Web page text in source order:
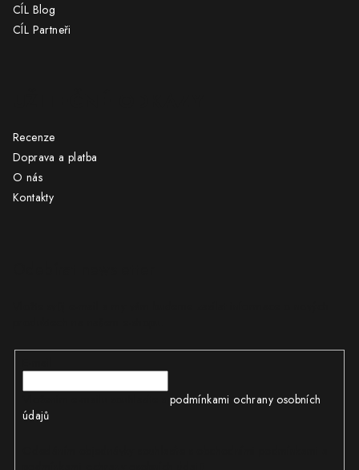
CÍL Blog
CÍL Partneři
Recenze
Doprava a platba
O nás
Kontakty
podmínkami ochrany osobních
údajů